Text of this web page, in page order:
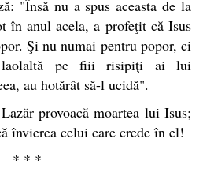
"Însă nu a spus aceasta de la
în anul acela, a profeţit că Isus
Şi nu numai pentru popor, ci
laolaltă pe fiii risipiţi ai lui
au hotărât să-l ucidă".
provoacă moartea lui Isus;
învierea celui care crede în el!
* * *